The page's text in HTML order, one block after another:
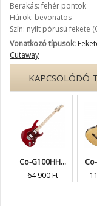
Berakás: fehér pontok
Húrok: bevonatos
Szín: nyílt pórusú fekete
Vonatkozó típusok:
Cutaway
KAPCSOLÓDÓ
Co-G100HH...
64 900 Ft